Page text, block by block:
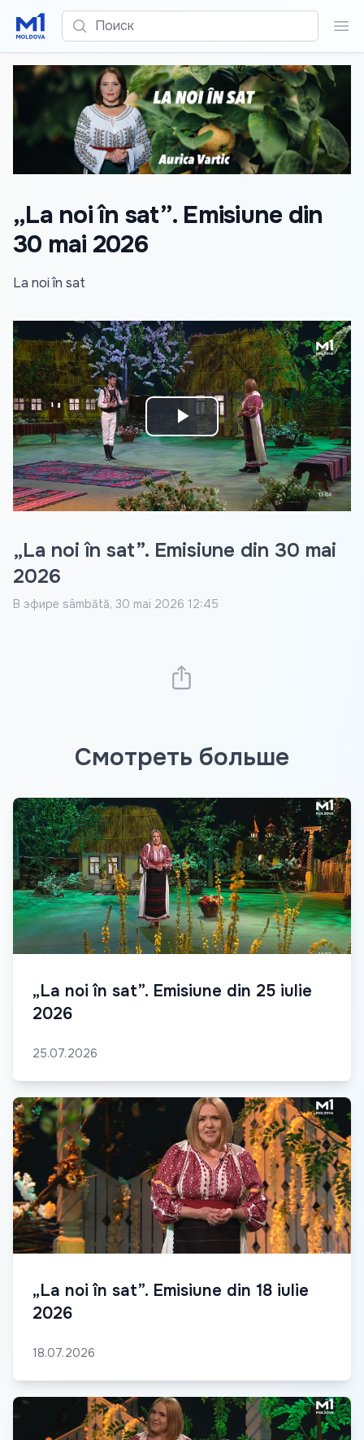
Поиск
„La noi în sat”. Emisiune din
30 mai 2026
La noi în sat
Play
Video
„La noi în sat”. Emisiune din 30 mai
2026
В эфире sâmbătă, 30 mai 2026 12:45
Смотреть больше
„La noi în sat”. Emisiune din 25 iulie
2026
25.07.2026
„La noi în sat”. Emisiune din 18 iulie
2026
18.07.2026